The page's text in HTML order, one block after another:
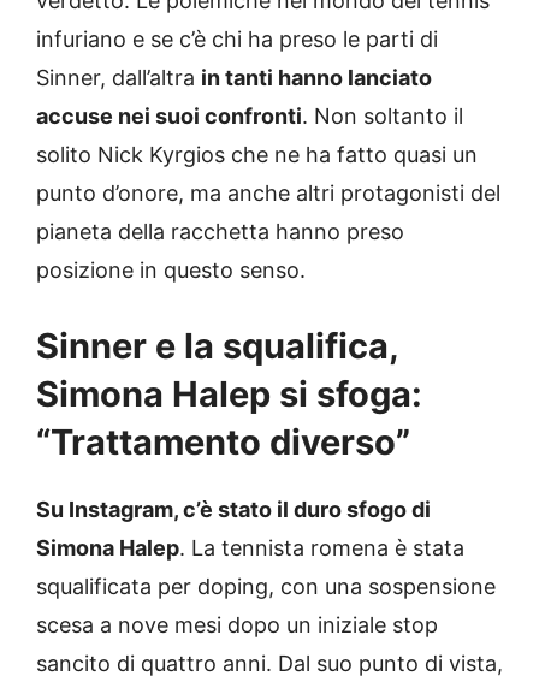
infuriano e se c’è chi ha preso le parti di
Sinner, dall’altra in tanti hanno lanciato
accuse nei suoi confronti. Non soltanto il
solito Nick Kyrgios che ne ha fatto quasi un
punto d’onore, ma anche altri protagonisti del
pianeta della racchetta hanno preso
posizione in questo senso.
Sinner e la squalifica,
Simona Halep si sfoga:
“Trattamento diverso”
Su Instagram, c’è stato il duro sfogo di
Simona Halep. La tennista romena è stata
squalificata per doping, con una sospensione
scesa a nove mesi dopo un iniziale stop
sancito di quattro anni. Dal suo punto di vista,